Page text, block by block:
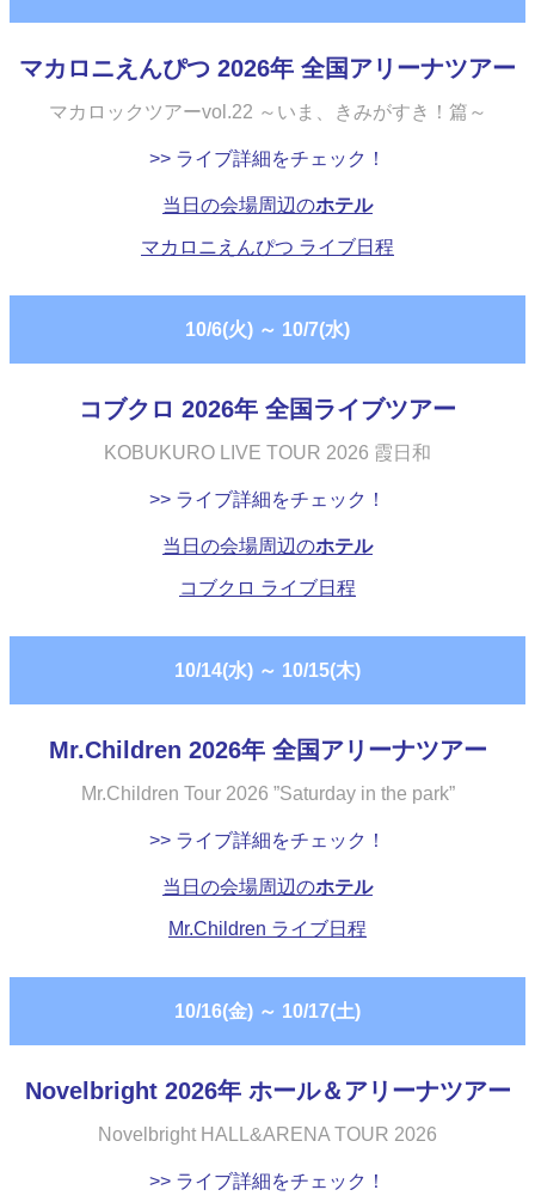
マカロニえんぴつ 2026年 全国アリーナツアー
マカロックツアーvol.22 ～いま、きみがすき！篇～
>> ライブ詳細をチェック！
当日の会場周辺のホテル
マカロニえんぴつ ライブ日程
10/6(火) ～ 10/7(水)
コブクロ 2026年 全国ライブツアー
KOBUKURO LIVE TOUR 2026 霞日和
>> ライブ詳細をチェック！
当日の会場周辺のホテル
コブクロ ライブ日程
10/14(水) ～ 10/15(木)
Mr.Children 2026年 全国アリーナツアー
Mr.Children Tour 2026 ”Saturday in the park”
>> ライブ詳細をチェック！
当日の会場周辺のホテル
Mr.Children ライブ日程
10/16(金) ～ 10/17(土)
Novelbright 2026年 ホール＆アリーナツアー
Novelbright HALL&ARENA TOUR 2026
>> ライブ詳細をチェック！